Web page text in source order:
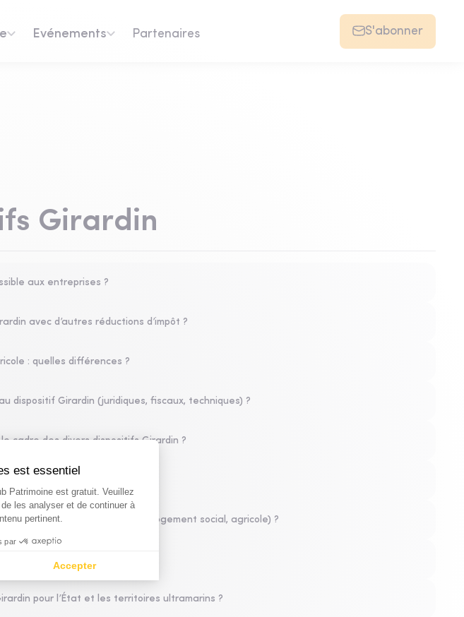
Evénements Partenaires S'abonner
Girardin
aux entreprises ?
avec d’autres réductions d’impôt ?
: quelles différences ?
dispositif Girardin (juridiques, fiscaux, techniques) ?
cadre des divers dispositifs Girardin ?
d’une opération Girardin ?
dispositifs Girardin (industriel, logement social, agricole) ?
pour l’État et les territoires ultramarins ?